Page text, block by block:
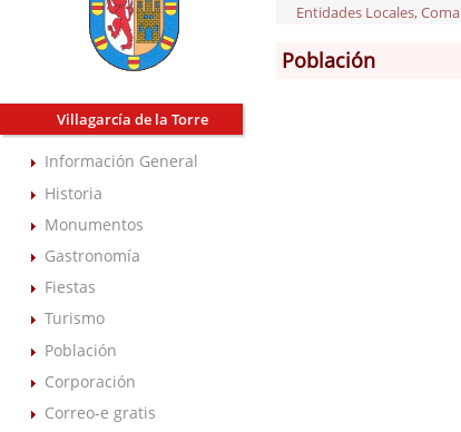
Villagarcía de la Torre
Información General
Historia
Monumentos
Gastronomía
Fiestas
Turismo
Población
Corporación
Correo-e gratis
Entidades Locales,
Población